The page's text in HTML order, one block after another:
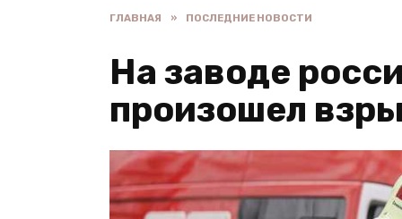
ГЛАВНАЯ » ПОСЛЕДНИЕ НОВОСТИ
На заводе
произошел